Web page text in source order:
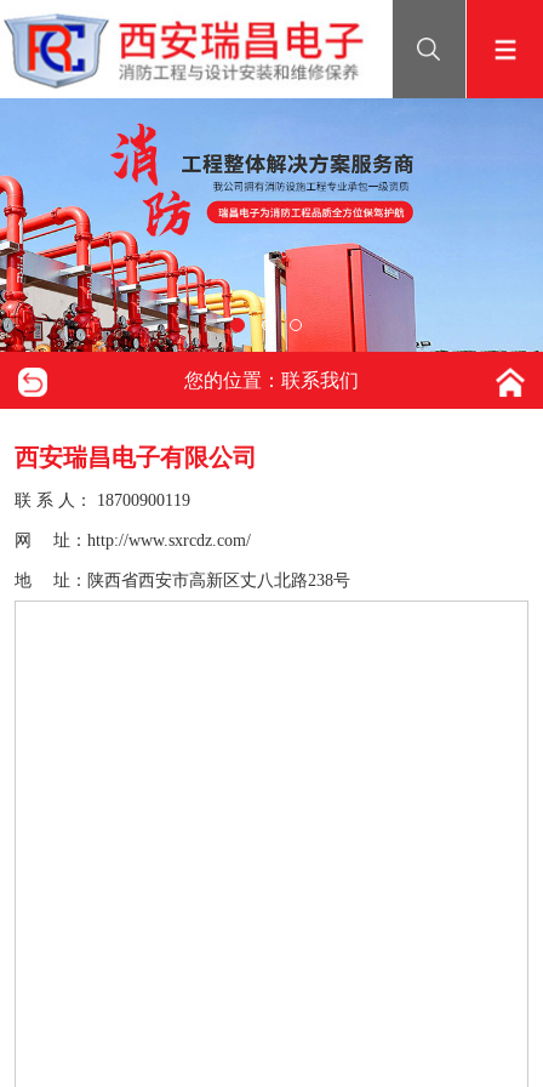
您的位置：联系我们
西安瑞昌电子有限公司
联 系 人： 18700900119
网 址： http://www.sxrcdz.com/
地 址：陕西省西安市高新区丈八北路238号